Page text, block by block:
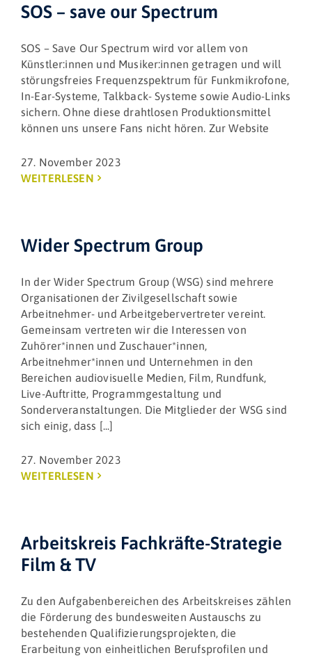
SOS – save our Spectrum
SOS – Save Our Spectrum wird vor allem von
Künstler:innen und Musiker:innen getragen und will
störungsfreies Frequenzspektrum für Funkmikrofone,
In-Ear-Systeme, Talkback- Systeme sowie Audio-Links
sichern. Ohne diese drahtlosen Produktionsmittel
können uns unsere Fans nicht hören. Zur Website
27. November 2023
WEITERLESEN
Wider Spectrum Group
In der Wider Spectrum Group (WSG) sind mehrere
Organisationen der Zivilgesellschaft sowie
Arbeitnehmer- und Arbeitgebervertreter vereint.
Gemeinsam vertreten wir die Interessen von
Zuhörer*innen und Zuschauer*innen,
Arbeitnehmer*innen und Unternehmen in den
Bereichen audiovisuelle Medien, Film, Rundfunk,
Live-Auftritte, Programmgestaltung und
Sonderveranstaltungen. Die Mitglieder der WSG sind
sich einig, dass [...]
27. November 2023
WEITERLESEN
Arbeitskreis Fachkräfte-Strategie
Film & TV
Zu den Aufgabenbereichen des Arbeitskreises zählen
die Förderung des bundesweiten Austauschs zu
bestehenden Qualifizierungsprojekten, die
Erarbeitung von einheitlichen Berufsprofilen und